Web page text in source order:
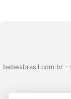
bebesbrasil.com.br -